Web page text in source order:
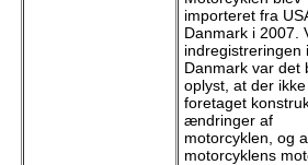
importeret fra
Danmark i 2007.
indregistreringen i
Danmark var det
oplyst, at der
foretaget
ændringer af
motorcyklen, og
motorcyklens